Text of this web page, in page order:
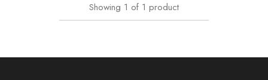
Showing 1 of 1 product